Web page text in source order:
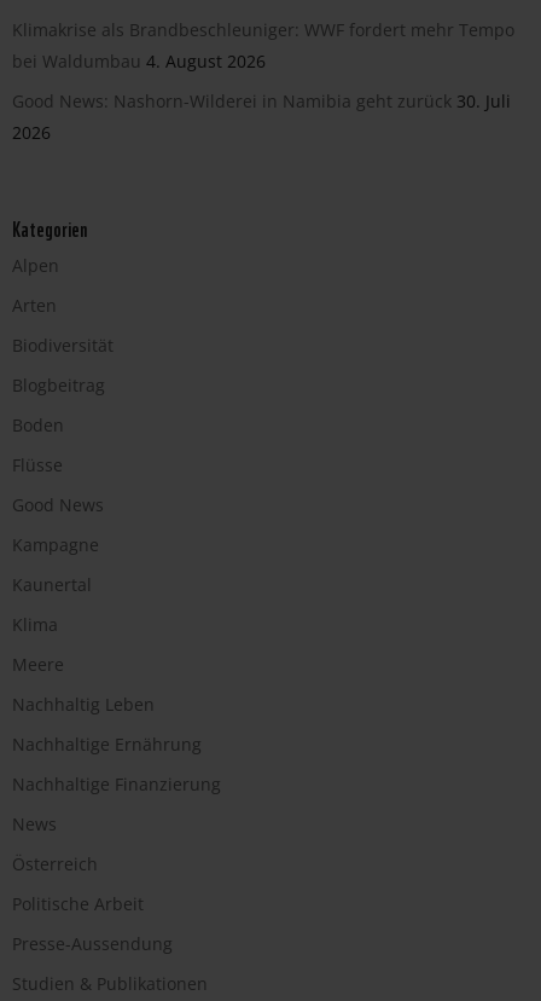
Klimakrise als Brandbeschleuniger: WWF fordert mehr Tempo
bei Waldumbau 4. August 2026
Good News: Nashorn-Wilderei in Namibia geht zurück 30. Juli
2026
Kategorien
Alpen
Arten
Biodiversität
Blogbeitrag
Boden
Flüsse
Good News
Kampagne
Kaunertal
Klima
Meere
Nachhaltig Leben
Nachhaltige Ernährung
Nachhaltige Finanzierung
News
Österreich
Politische Arbeit
Presse-Aussendung
Studien & Publikationen